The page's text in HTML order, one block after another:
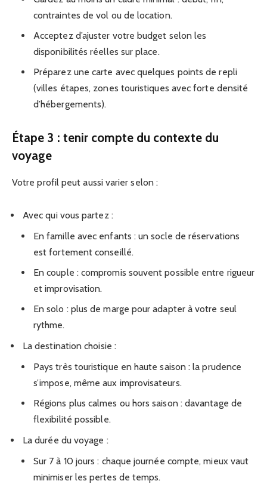
contraintes de vol ou de location.
Acceptez d’ajuster votre budget selon les
disponibilités réelles sur place.
Préparez une carte avec quelques points de repli
(villes étapes, zones touristiques avec forte densité
d’hébergements).
Étape 3 : tenir compte du contexte du
voyage
Votre profil peut aussi varier selon :
Avec qui vous partez :
En famille avec enfants : un socle de réservations
est fortement conseillé.
En couple : compromis souvent possible entre rigueur
et improvisation.
En solo : plus de marge pour adapter à votre seul
rythme.
La destination choisie :
Pays très touristique en haute saison : la prudence
s’impose, même aux improvisateurs.
Régions plus calmes ou hors saison : davantage de
flexibilité possible.
La durée du voyage :
Sur 7 à 10 jours : chaque journée compte, mieux vaut
minimiser les pertes de temps.